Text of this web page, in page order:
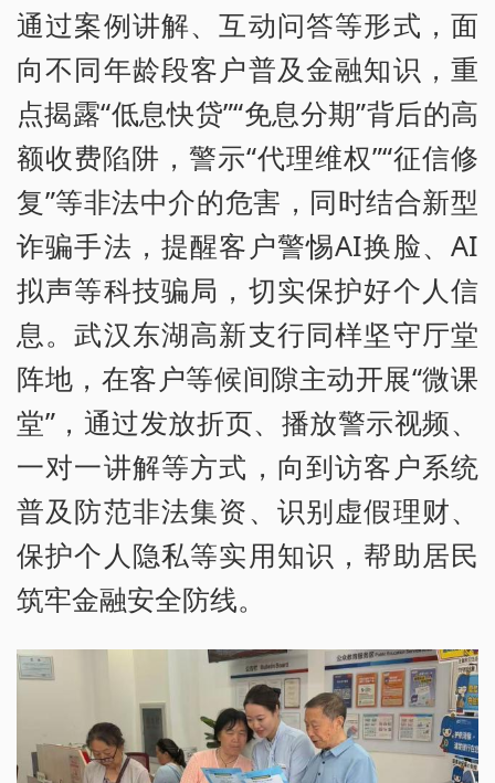
通过案例讲解、互动问答等形式，面
向不同年龄段客户普及金融知识，重
点揭露“低息快贷”“免息分期”背后的高
额收费陷阱，警示“代理维权”“征信修
复”等非法中介的危害，同时结合新型
诈骗手法，提醒客户警惕AI换脸、AI
拟声等科技骗局，切实保护好个人信
息。武汉东湖高新支行同样坚守厅堂
阵地，在客户等候间隙主动开展“微课
堂”，通过发放折页、播放警示视频、
一对一讲解等方式，向到访客户系统
普及防范非法集资、识别虚假理财、
保护个人隐私等实用知识，帮助居民
筑牢金融安全防线。